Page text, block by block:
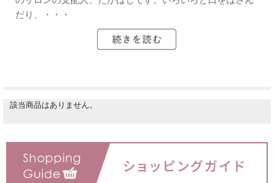
だり、・・・
該当商品はありません。